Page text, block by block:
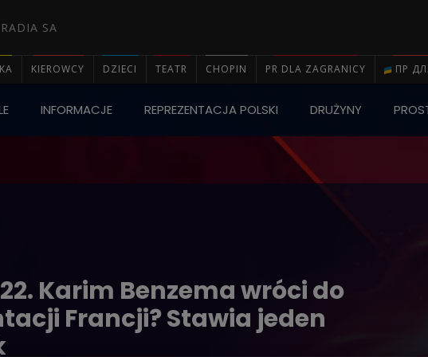
SA
KIEROWCY DZIECI TEATR CHOPIN PR DLA ZAGRANICY ПР
INFORMACJE REPREZENTACJA POLSKI DRUŻYNY
Karim Benzema wróci do
Francji? Stawia jeden